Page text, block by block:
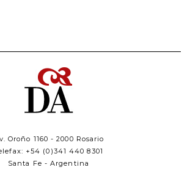
Oroño 1160 - 2000 Rosario
+54 (0)341 440 8301
Santa Fe - Argentina